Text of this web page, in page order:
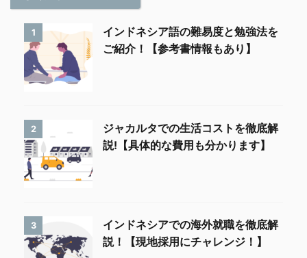
1
インドネシア語の難易度と勉強法を
ご紹介！【参考書情報もあり】
2
ジャカルタでの生活コストを徹底解
説!【具体的な費用も分かります】
3
インドネシアでの海外就職を徹底解
説！【現地採用にチャレンジ！】